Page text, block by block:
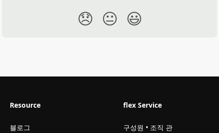
😞 😐 😃
Resource
블로그
flex Service
구성원 • 조직 관